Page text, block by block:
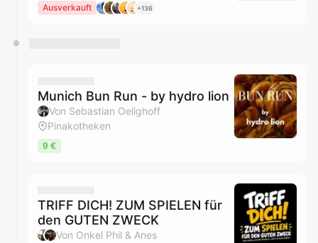
Ausverkauft +136
Munich Bun Run - by hydro lion
Von Sebastian Oelighoff
Pinakotheken
9 €
TRIFF DICH! ZUM SPIELEN für
den GUTEN ZWECK
Von Onkel Phil & Anes